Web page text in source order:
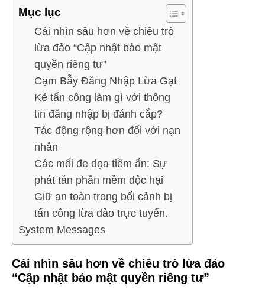
Mục lục
Cái nhìn sâu hơn về chiêu trò
lừa đảo “Cập nhật bảo mật
quyền riêng tư”
Cạm Bẫy Đăng Nhập Lừa Gạt
Kẻ tấn công làm gì với thông
tin đăng nhập bị đánh cắp?
Tác động rộng hơn đối với nạn
nhân
Các mối đe dọa tiềm ẩn: Sự
phát tán phần mềm độc hại
Giữ an toàn trong bối cảnh bị
tấn công lừa đảo trực tuyến.
System Messages
Cái nhìn sâu hơn về chiêu trò lừa đảo
“Cập nhật bảo mật quyền riêng tư”